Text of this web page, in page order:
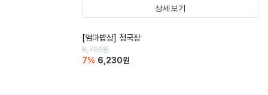
상세보기
[엄마밥상] 청국장
6,700원
7% 6,230원